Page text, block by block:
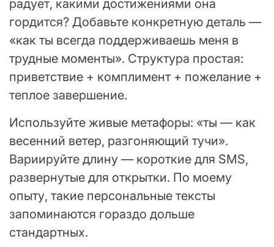
радует, какими достижениями она
гордится? Добавьте конкретную деталь —
«как ты всегда поддерживаешь меня в
трудные моменты». Структура простая:
приветствие + комплимент + пожелание +
теплое завершение.
Используйте живые метафоры: «ты — как
весенний ветер, разгоняющий тучи».
Вариируйте длину — короткие для SMS,
развернутые для открытки. По моему
опыту, такие персональные тексты
запоминаются гораздо дольше
стандартных.